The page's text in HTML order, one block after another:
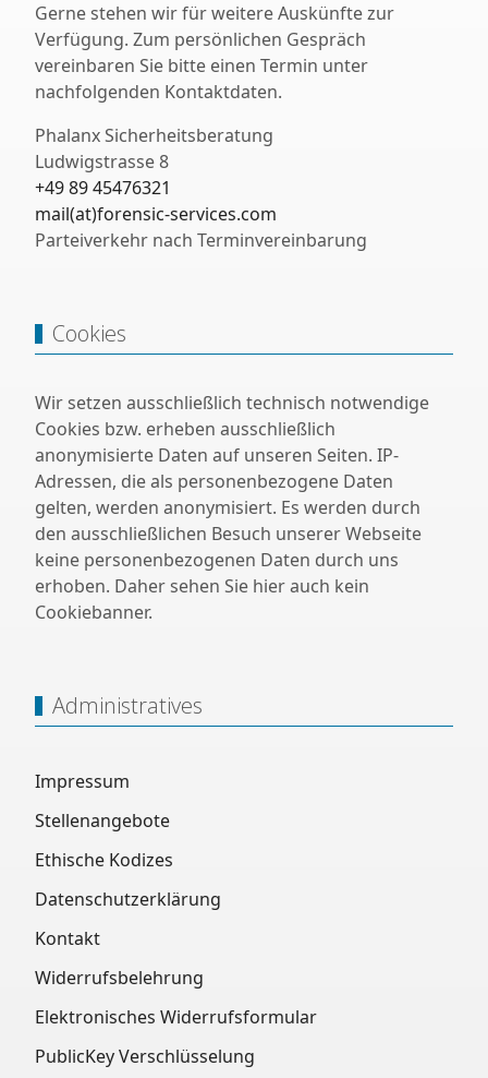
Gerne stehen wir für weitere Auskünfte zur
Verfügung. Zum persönlichen Gespräch
vereinbaren Sie bitte einen Termin unter
nachfolgenden Kontaktdaten.
Phalanx Sicherheitsberatung
Ludwigstrasse 8
+49 89 45476321
mail(at)forensic-services.com
Parteiverkehr nach Terminvereinbarung
Cookies
Wir setzen ausschließlich technisch notwendige
Cookies bzw. erheben ausschließlich
anonymisierte Daten auf unseren Seiten. IP-
Adressen, die als personenbezogene Daten
gelten, werden anonymisiert. Es werden durch
den ausschließlichen Besuch unserer Webseite
keine personenbezogenen Daten durch uns
erhoben. Daher sehen Sie hier auch kein
Cookiebanner.
Administratives
Impressum
Stellenangebote
Ethische Kodizes
Datenschutzerklärung
Kontakt
Widerrufsbelehrung
Elektronisches Widerrufsformular
PublicKey Verschlüsselung